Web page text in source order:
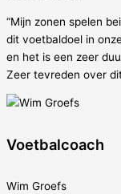
“Mijn zonen spelen
dit voetbaldoel in
en het is een zeer
Zeer tevreden over
Voetbalcoach
Wim Groefs